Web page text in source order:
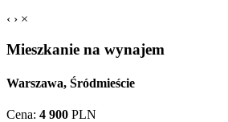
‹ › ×
Mieszkanie na wynajem
Warszawa, Śródmieście
Cena: 4 900 PLN